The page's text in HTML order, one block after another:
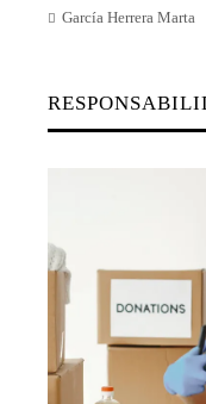
García Herrera Marta